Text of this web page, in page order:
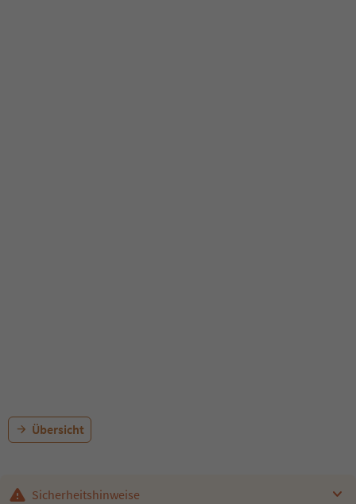
Übersicht
Sicherheitshinweise